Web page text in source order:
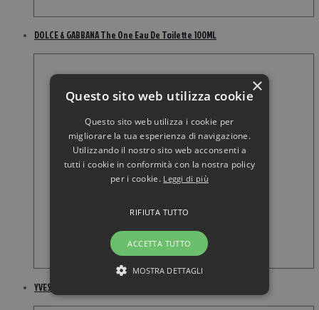
DOLCE & GABBANA The One Eau De Toilette 100ML
YVES SAINT LAURENT Black Opium 30ML
×
Questo sito web utilizza cookie
Questo sito web utilizza i cookie per
migliorare la tua esperienza di navigazione.
Utilizzando il nostro sito web acconsenti a
tutti i cookie in conformità con la nostra policy
per i cookie. Leggi di più
ACCETTA TUTTO
RIFIUTA TUTTO
MOSTRA DETTAGLI